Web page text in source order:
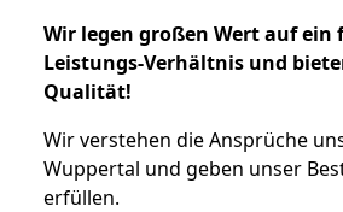
Wir legen großen Wert auf ein
Leistungs-Verhältnis und
Qualität!
Wir verstehen die Ansprüche
Wuppertal und geben unser
erfüllen.